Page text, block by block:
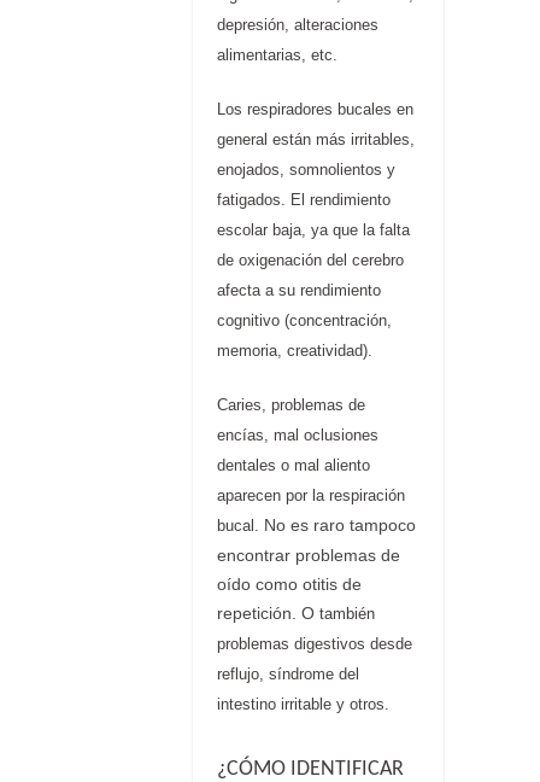
depresión, alteraciones
alimentarias, etc.
Los respiradores bucales en
general están más irritables,
enojados, somnolientos y
fatigados. El rendimiento
escolar baja, ya que la falta
de oxigenación del cerebro
afecta a su rendimiento
cognitivo (concentración,
memoria, creatividad).
Caries, problemas de
encías, mal oclusiones
dentales o mal aliento
aparecen por la respiración
bucal. No es raro tampoco
encontrar problemas de
oído como otitis de
repetición. O también
problemas digestivos desde
reflujo, síndrome del
intestino irritable y otros.
¿CÓMO IDENTIFICAR